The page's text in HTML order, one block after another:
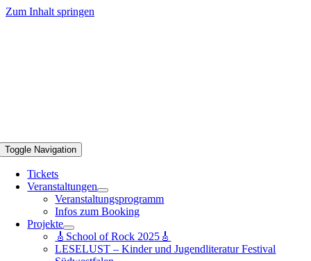
Zum Inhalt springen
Toggle Navigation
Tickets
Veranstaltungen
Veranstaltungsprogramm
Infos zum Booking
Projekte
🎸School of Rock 2025🎸
LESELUST – Kinder und Jugendliteratur Festival